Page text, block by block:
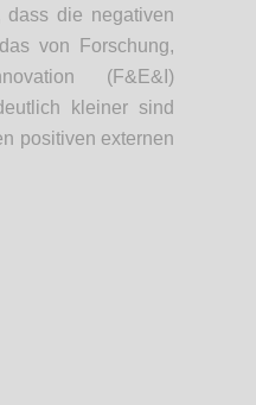
dass die negativen
von Forschung,
(F&E&I)
kleiner sind
positiven externen